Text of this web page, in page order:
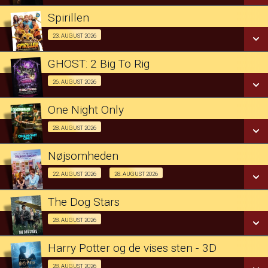
SE ALLE DAGE
LÆS MERE
Spirillen
23. AUGUST 2026
SE ALLE DAGE
LÆS MERE
GHOST: 2 Big To Rig
26. AUGUST 2026
SE ALLE DAGE
One Night Only
28. AUGUST 2026
SE ALLE DAGE
Nøjsomheden
22. AUGUST 2026 28. AUGUST 2026
Nøjsomheden
Med skuespiller besøg 22/08
Dk undertekster
Billig Bio 28/08
The Dog Stars
28. AUGUST 2026
SE ALLE DAGE
Harry Potter og de vises sten - 3D
28. AUGUST 2026